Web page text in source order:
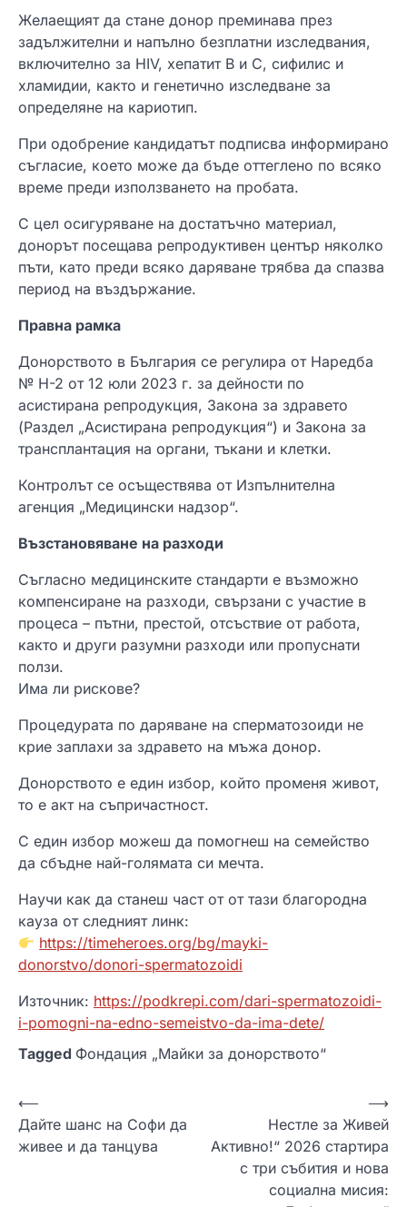
Желаещият да стане донор преминава през
задължителни и напълно безплатни изследвания,
включително за HIV, хепатит B и C, сифилис и
хламидии, както и генетично изследване за
определяне на кариотип.
При одобрение кандидатът подписва информирано
съгласие, което може да бъде оттеглено по всяко
време преди използването на пробата.
С цел осигуряване на достатъчно материал,
донорът посещава репродуктивен център няколко
пъти, като преди всяко даряване трябва да спазва
период на въздържание.
Правна рамка
Донорството в България се регулира от Наредба
№ Н-2 от 12 юли 2023 г. за дейности по
асистирана репродукция, Закона за здравето
(Раздел „Асистирана репродукция“) и Закона за
трансплантация на органи, тъкани и клетки.
Контролът се осъществява от Изпълнителна
агенция „Медицински надзор“.
Възстановяване на разходи
Съгласно медицинските стандарти е възможно
компенсиране на разходи, свързани с участие в
процеса – пътни, престой, отсъствие от работа,
както и други разумни разходи или пропуснати
ползи.
Има ли рискове?
Процедурата по даряване на сперматозоиди не
крие заплахи за здравето на мъжа донор.
Донорството е един избор, който променя живот,
то е акт на съпричастност.
С един избор можеш да помогнеш на семейство
да сбъдне най-голямата си мечта.
Научи как да станеш част от от тази благородна
кауза от следният линк:
https://timeheroes.org/bg/mayki-
donorstvo/donori-spermatozoidi
Източник: https://podkrepi.com/dari-spermatozoidi-
i-pomogni-na-edno-semeistvo-da-ima-dete/
Tagged Фондация „Майки за донорството“
Н
а
⟵
Дайте шанс на Софи да
живее и да танцува
Нестле за Живей
Активно!“ 2026 стартира
с три събития и нова
социална мисия:
⟶